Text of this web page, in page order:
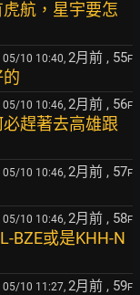
航，星宇要怎
05/10 10:40, 2月前 , 55F
05/10 10:46, 2月前 , 56F
趕著去高雄跟
05/10 10:46, 2月前 , 57F
05/10 10:46, 2月前 , 58F
BZE或是KHH-N
05/10 11:27, 2月前 , 59F